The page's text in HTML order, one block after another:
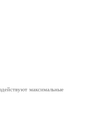
максимальные